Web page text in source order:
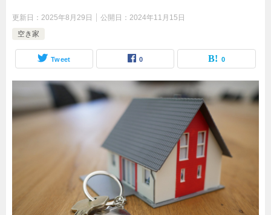
更新日： 2025年8月29日 公開日： 2024年11月15日
空き家
Tweet 0 0